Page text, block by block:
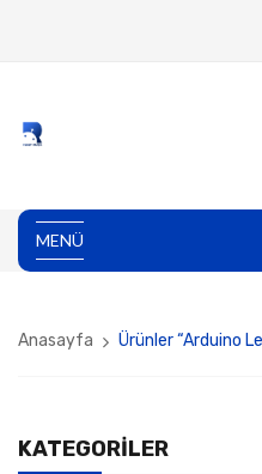
MENÜ
Anasayfa Ürünler “Arduino
KATEGORILER